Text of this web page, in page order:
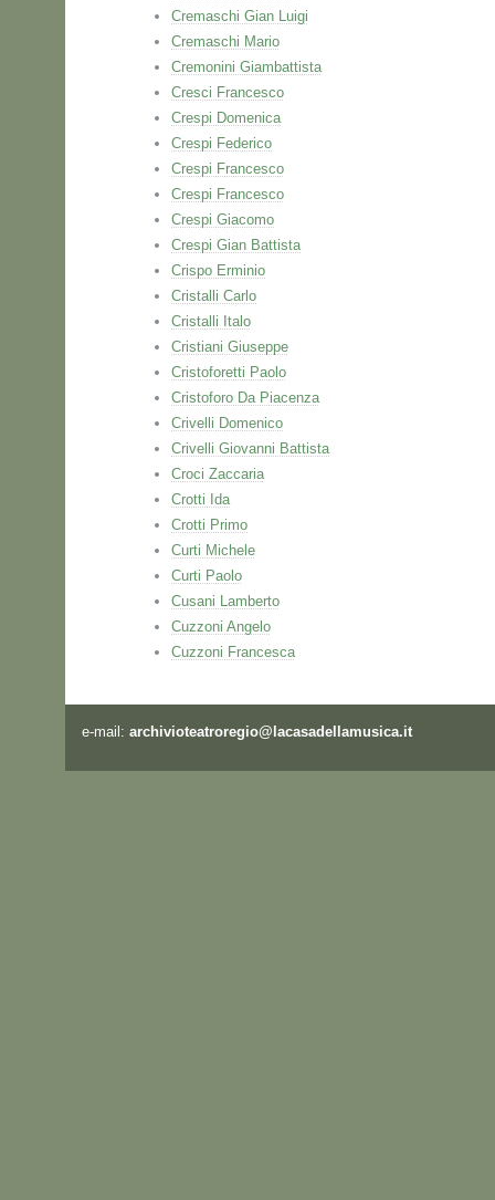
Cremaschi Gian Luigi
Cremaschi Mario
Cremonini Giambattista
Cresci Francesco
Crespi Domenica
Crespi Federico
Crespi Francesco
Crespi Francesco
Crespi Giacomo
Crespi Gian Battista
Crispo Erminio
Cristalli Carlo
Cristalli Italo
Cristiani Giuseppe
Cristoforetti Paolo
Cristoforo Da Piacenza
Crivelli Domenico
Crivelli Giovanni Battista
Croci Zaccaria
Crotti Ida
Crotti Primo
Curti Michele
Curti Paolo
Cusani Lamberto
Cuzzoni Angelo
Cuzzoni Francesca
e-mail: archivioteatroregio@lacasadellamusica.it